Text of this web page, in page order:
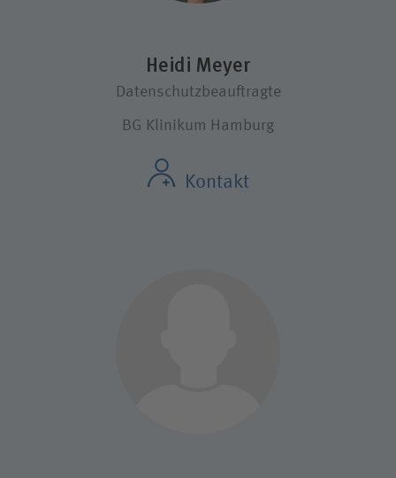
Heidi Meyer
Datenschutzbeauftragte
BG Klinikum Hamburg
Kontakt